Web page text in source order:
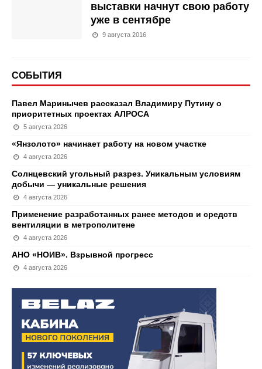
выставки начнут свою работу
уже в сентябре
9 августа 2016
СОБЫТИЯ
Павел Маринычев рассказал Владимиру Путину о
приоритетных проектах АЛРОСА
5 августа 2026
«Янзолото» начинает работу на новом участке
4 августа 2026
Солнцевский угольный разрез. Уникальным условиям
добычи — уникальные решения
4 августа 2026
Применение разработанных ранее методов и средств
вентиляции в метрополитене
4 августа 2026
АНО «НОИВ». Взрывной прогресс
4 августа 2026